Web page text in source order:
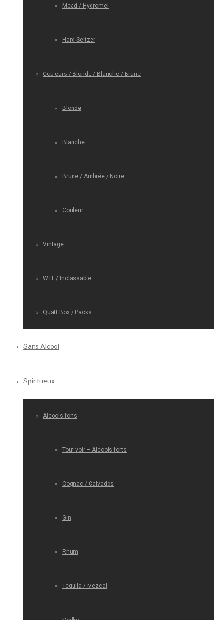
Mead / Hydromel
Hard Seltzer
Couleurs / Blonde / Blanche / Brune
Blonde
Blanche
Brune / Ambrée / Noire
Couleur
Vintage
WTF / Inclassable
Quaff Box / Packs
Sans Alcool
Spiritueux
Alcools forts
Tout voir – Alcools forts
Cognac / Calvados
Gin
Rhum
Tequila / Mezcal